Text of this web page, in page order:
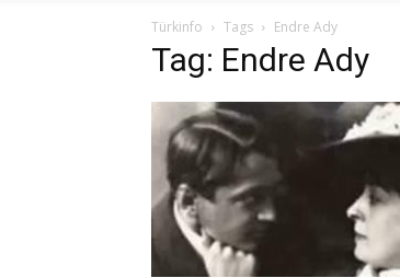
Türkinfo Tags Endre Ady
Tag: Endre Ady